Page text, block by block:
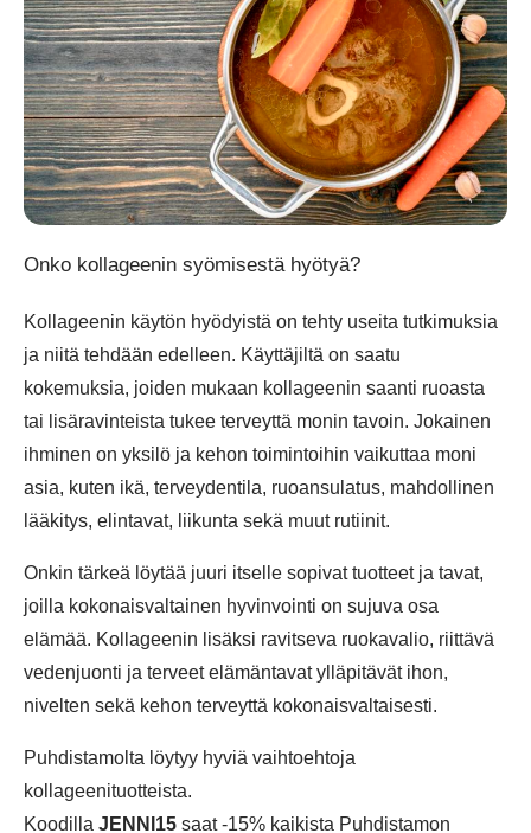
Onko kollageenin syömisestä hyötyä?
Kollageenin käytön hyödyistä on tehty useita tutkimuksia
ja niitä tehdään edelleen. Käyttäjiltä on saatu
kokemuksia, joiden mukaan kollageenin saanti ruoasta
tai lisäravinteista tukee terveyttä monin tavoin. Jokainen
ihminen on yksilö ja kehon toimintoihin vaikuttaa moni
asia, kuten ikä, terveydentila, ruoansulatus, mahdollinen
lääkitys, elintavat, liikunta sekä muut rutiinit.
Onkin tärkeä löytää juuri itselle sopivat tuotteet ja tavat,
joilla kokonaisvaltainen hyvinvointi on sujuva osa
elämää. Kollageenin lisäksi ravitseva ruokavalio, riittävä
vedenjuonti ja terveet elämäntavat ylläpitävät ihon,
nivelten sekä kehon terveyttä kokonaisvaltaisesti.
Puhdistamolta löytyy hyviä vaihtoehtoja
kollageenituotteista.
Koodilla JENNI15 saat -15% kaikista Puhdistamon